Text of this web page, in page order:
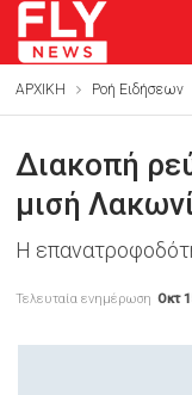
ΑΡΧΙΚΗ Ροή Ειδήσεων
Διακοπή
μισή
Η
Τελευταία ενημέρωση Οκτ